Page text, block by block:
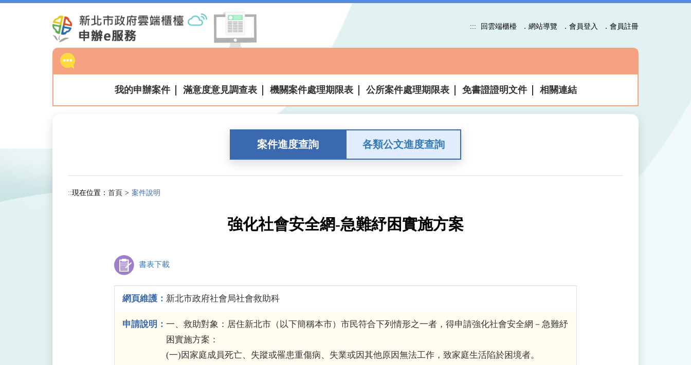
跳
::: 回雲端櫃檯 ．網站導覽 ．會員登入 ．會員註冊
我的申辦案件 滿意度意見調查表 機關案件處理期限表 公所案件處理期限表 免書證證明文件 相關連結
案件進度查詢 各類公文進度查詢
:::
現在位置： 首頁 案件說明
強化社會安全網-急難紓困實施方案
書表下載
網頁維護： 新北市政府社會局社會救助科
申請說明： 一、救助對象：居住新北市（以下簡稱本市）市民符合下列情形之一者，得申請強化社會安全網－急難紓
困實施方案：
(一)因家庭成員死亡、失蹤或罹患重傷病、失業或因其他原因無法工作，致家庭生活陷於困境者。